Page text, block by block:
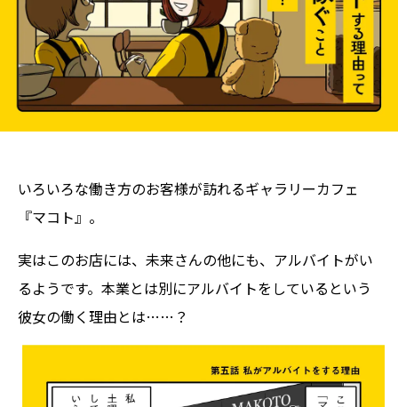
いろいろな働き方のお客様が訪れるギャラリーカフェ
『マコト』。
実はこのお店には、未来さんの他にも、アルバイトがい
るようです。本業とは別にアルバイトをしているという
彼女の働く理由とは……？